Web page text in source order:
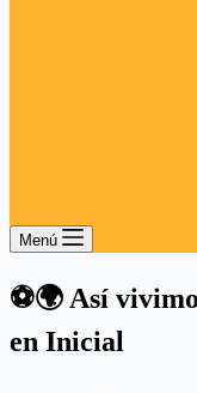
Menú
⚽🌍 Así
en Inicial